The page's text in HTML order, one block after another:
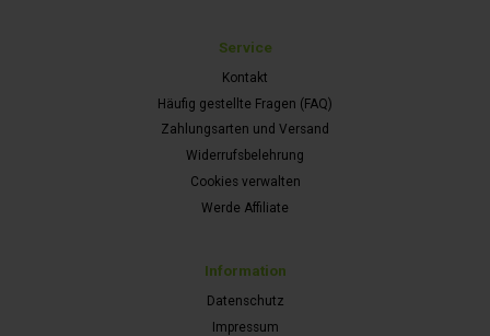
Service
Kontakt
Häufig gestellte Fragen (FAQ)
Zahlungsarten und Versand
Widerrufsbelehrung
Cookies verwalten
Werde Affiliate
Information
Datenschutz
Impressum